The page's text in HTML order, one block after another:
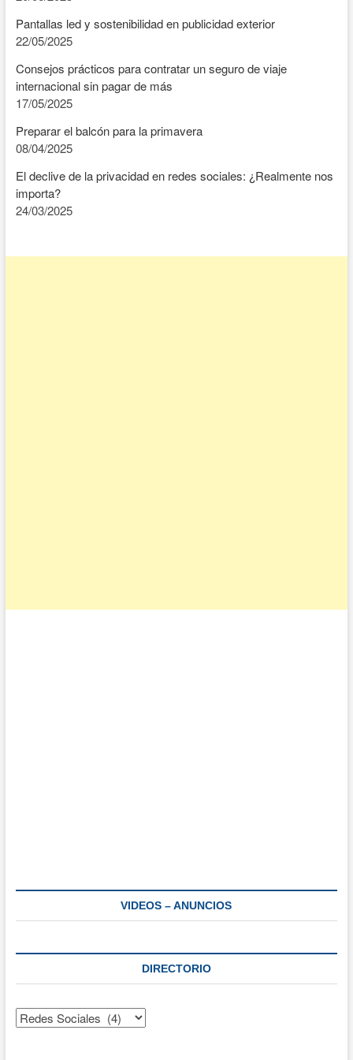
Pantallas led y sostenibilidad en publicidad exterior
22/05/2025
Consejos prácticos para contratar un seguro de viaje
internacional sin pagar de más
17/05/2025
Preparar el balcón para la primavera
08/04/2025
El declive de la privacidad en redes sociales: ¿Realmente nos
importa?
24/03/2025
VIDEOS – ANUNCIOS
DIRECTORIO
Directorio